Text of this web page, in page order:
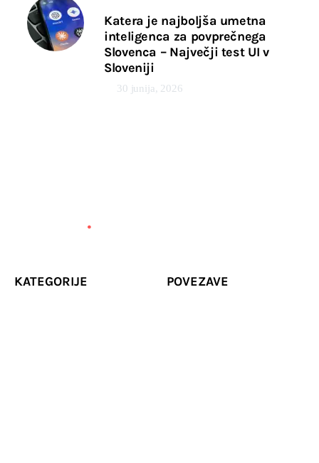
Katera je najboljša umetna
inteligenca za povprečnega
Slovenca – Največji test UI v
Sloveniji
30 junija, 2026
KATEGORIJE POVEZAVE